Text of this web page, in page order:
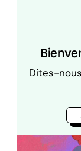
Dites-